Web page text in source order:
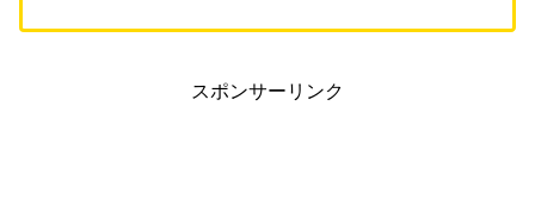
スポンサーリンク